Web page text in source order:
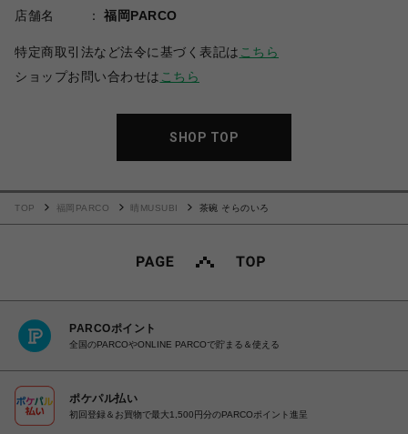
店舗名
福岡PARCO
特定商取引法など法令に基づく表記は こちら
ショップお問い合わせは こちら
SHOP TOP
TOP 福岡PARCO 晴MUSUBI 茶碗 そらのいろ
PARCOポイント
全国のPARCOやONLINE PARCOで貯まる＆使える
ポケパル払い
初回登録＆お買物で最大1,500円分のPARCOポイント進呈